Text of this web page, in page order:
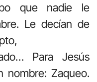
que nadie le
Le decían de
corrupto,
Para Jesús
nombre: Zaqueo.